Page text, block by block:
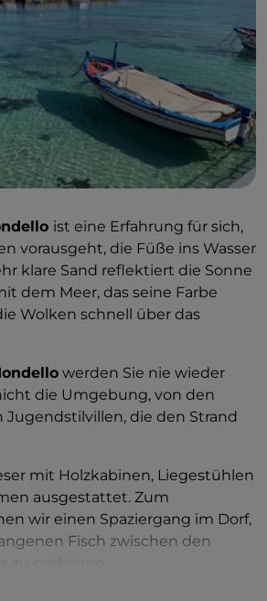
ist eine Erfahrung für sich,
vorausgeht, die Füße ins Wasser
klare Sand reflektiert die Sonne
dem Meer, das seine Farbe
Wolken schnell über das
werden Sie nie wieder
die Umgebung, von den
Jugendstilvillen, die den Strand
mit Holzkabinen, Liegestühlen
ausgestattet. Zum
wir einen Spaziergang im Dorf,
Fisch zwischen den